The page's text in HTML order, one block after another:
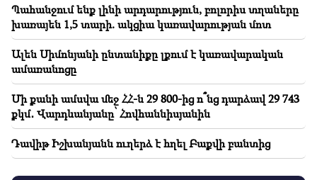
Պահանջում ենք լինի արդարություն, բոլորիս տղաները
խառայեն 1,5 տարի. ակցիա կառավարության մոտ
Ալեն Սիմոնյանի ընտանիքը լքում է կառավարական
ամառանոցը
Մի քանի ամսվա մեջ ՀՀ-ն 29 800-ից ո՞նց դարձավ 29 743
քկմ․ Վարդևանյանը՝ Հովհաննիսյանին
Դավիթ Իշխանյանն ուղերձ է հղել Բաքվի բանտից